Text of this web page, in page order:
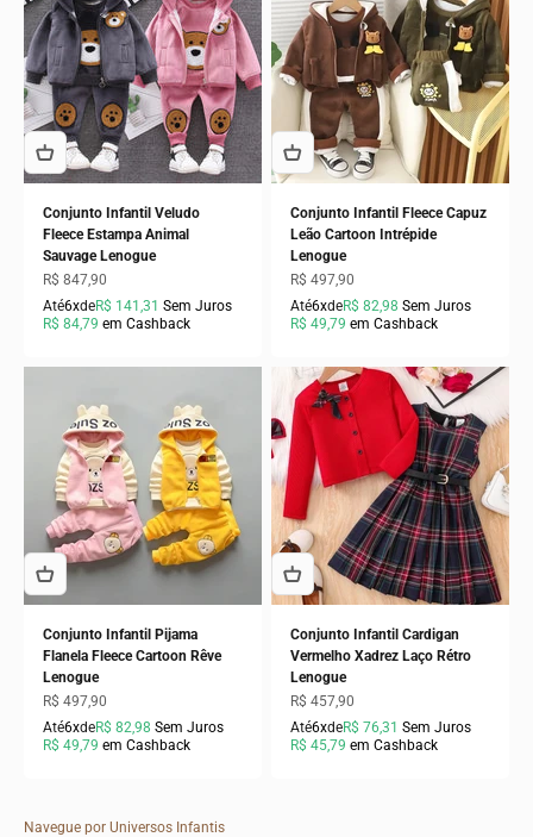
Conjunto Infantil Veludo
Fleece Estampa Animal
Sauvage Lenogue
Preço promocional
R$ 847,90
Até6xdeR$ 141,31 Sem Juros
R$ 84,79 em Cashback
Conjunto Infantil Fleece Capuz
Leão Cartoon Intrépide
Lenogue
Preço promocional
R$ 497,90
Até6xdeR$ 82,98 Sem Juros
R$ 49,79 em Cashback
Conjunto Infantil Pijama
Flanela Fleece Cartoon Rêve
Lenogue
Preço promocional
R$ 497,90
Até6xdeR$ 82,98 Sem Juros
R$ 49,79 em Cashback
Conjunto Infantil Cardigan
Vermelho Xadrez Laço Rétro
Lenogue
Preço promocional
R$ 457,90
Até6xdeR$ 76,31 Sem Juros
R$ 45,79 em Cashback
Navegue por Universos Infantis